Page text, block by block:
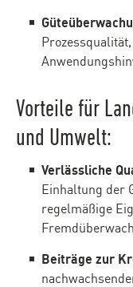
Vorteile für
und Umwelt:
Verlässliche
Einhaltung der
regelmäßige
Beiträge zur